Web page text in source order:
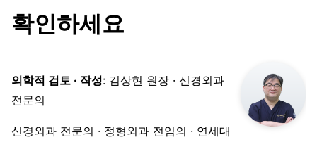
확인하세요
의학적 검토 · 작성: 김상현 원장 · 신경외과
전문의
신경외과 전문의 · 정형외과 전임의 · 연세대